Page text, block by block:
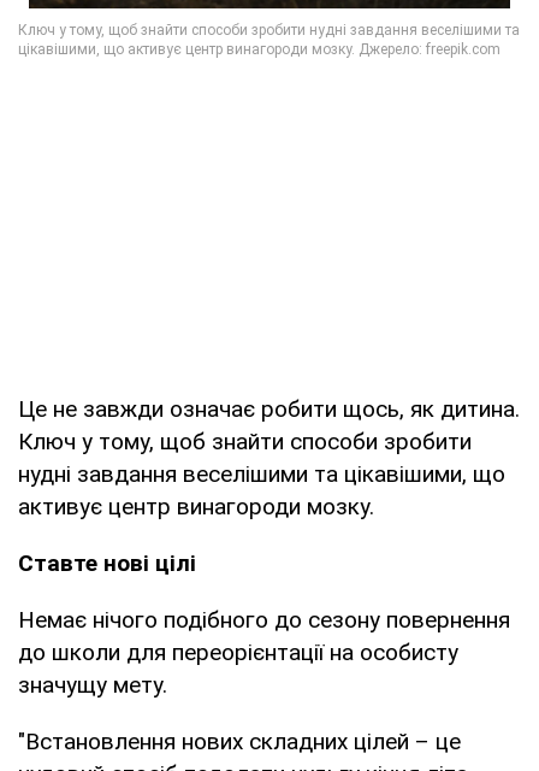
Це не завжди означає робити щось, як дитина.
Ключ у тому, щоб знайти способи зробити
нудні завдання веселішими та цікавішими, що
активує центр винагороди мозку.
Ставте нові цілі
Немає нічого подібного до сезону повернення
до школи для переорієнтації на особисту
значущу мету.
"Встановлення нових складних цілей – це